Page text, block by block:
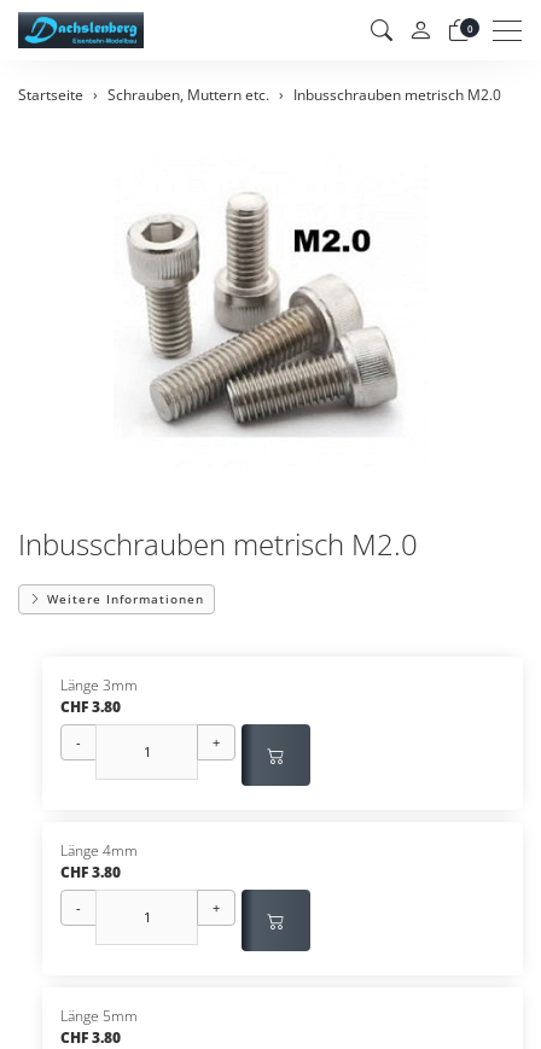
0
Startseite Schrauben, Muttern etc. Inbusschrauben metrisch M2.0
Inbusschrauben metrisch M2.0
Weitere Informationen
Länge 3mm
CHF 3.80
- +
Länge 4mm
CHF 3.80
- +
Länge 5mm
CHF 3.80